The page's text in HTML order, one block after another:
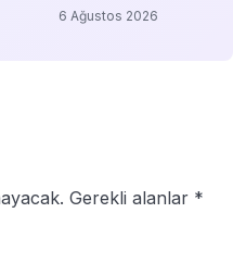
6 Ağustos 2026
Gerekli alanlar *